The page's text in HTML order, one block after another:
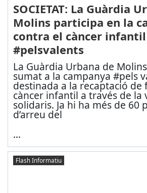
SOCIETAT: La Guàrdia
Molins participa en la
contra el càncer infantil
#pelsvalents
La Guàrdia Urbana de Molins
sumat a la campanya #pels
destinada a la recaptació de
càncer infantil a través de la
solidaris. Ja hi ha més de 60
d’arreu del
...
Flash Informatiu